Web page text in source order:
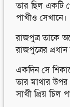
তার ছিল একটি
পাখীও সেখানে।
রাজপুত্র তাকে
রাজপুত্রের
একদিন সে
তার মাথার
সাথী প্রিয় চিল